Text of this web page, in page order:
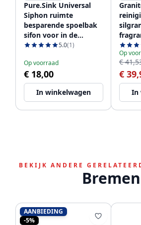
Pure.Sink Universal
Siphon ruimte
besparende spoelbak
sifon voor in de
keuken met 2
aansluitingen WSTSSI-
32
5.0(1)
Op voorraad
€ 18,00
In winkelwagen
Op
€
€
In
BEKIJK ANDERE
Bremen
AANBIEDING
-5%